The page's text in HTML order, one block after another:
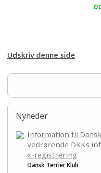
Udskriv denne side
Nyheder
Information til
vedrørende DKKs
x-registrering
Dansk Terrier Klub